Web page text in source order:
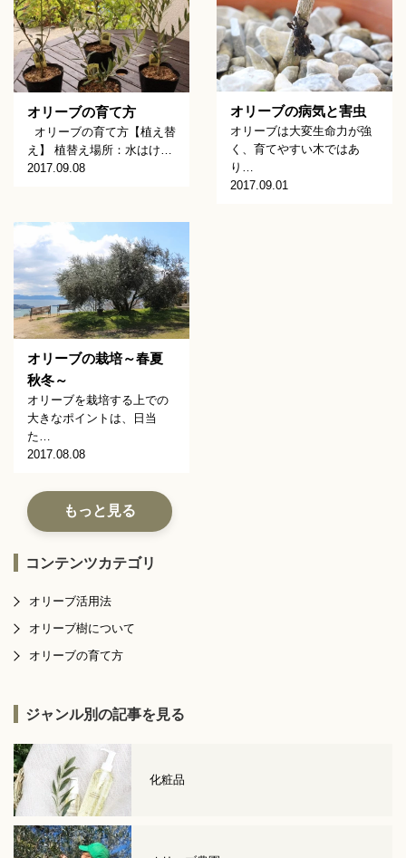
オリーブの育て方
オリーブの育て方【植え替
え】 植替え場所：水はけ…
2017.09.08
オリーブの病気と害虫
オリーブは大変生命力が強
く、育てやすい木ではあ
り…
2017.09.01
オリーブの栽培～春夏
秋冬～
オリーブを栽培する上での
大きなポイントは、日当
た…
2017.08.08
もっと見る
コンテンツカテゴリ
オリーブ活用法
オリーブ樹について
オリーブの育て方
ジャンル別の記事を見る
化粧品